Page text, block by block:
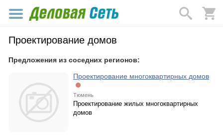
Проектирование домов
Предложения из соседних регионов:
Проектирование многоквартирных домов
Тюмень
Проектирование жилых многоквартирных
домов